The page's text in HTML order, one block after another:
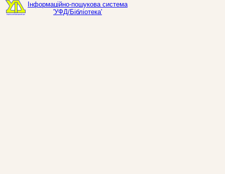
Інформаційно-пошукова система
'УФД/Бібліотека'